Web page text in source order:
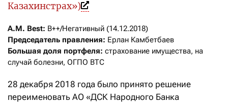
Казахинстрах»)
A.M. Best:
Председатель правления:
Большая доля портфеля: страхование имущества, на
случай болезни, ОГПО ВТС
28 декабря 2018 года было принято решение
переименовать АО «ДСК Народного Банка